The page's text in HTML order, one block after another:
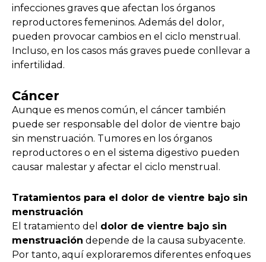
infecciones graves que afectan los órganos
reproductores femeninos. Además del dolor,
pueden provocar cambios en el ciclo menstrual.
Incluso, en los casos más graves puede conllevar a
infertilidad.
Cáncer
Aunque es menos común, el cáncer también
puede ser responsable del dolor de vientre bajo
sin menstruación. Tumores en los órganos
reproductores o en el sistema digestivo pueden
causar malestar y afectar el ciclo menstrual.
Tratamientos para el dolor de vientre bajo sin
menstruación
El tratamiento del dolor de vientre bajo sin
menstruación depende de la causa subyacente.
Por tanto, aquí exploraremos diferentes enfoques